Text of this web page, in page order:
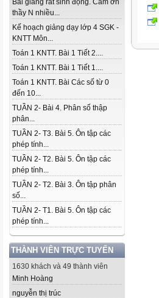
Bài giảng rất sinh động. Cảm ơn
thầy N nhiều...
Kế hoạch giảng dạy lớp 4 SGK -
KNTT Môn...
Toán 1 KNTT. Bài 1 Tiết 2....
Toán 1 KNTT. Bài 1 Tiết 1....
Toán 1 KNTT. Bài Các số từ 0
đến 10...
TUẦN 2- Bài 4. Phân số thập
phân...
TUẦN 2- T3. Bài 5. Ôn tập các
phép tính...
TUẦN 2- T2. Bài 5. Ôn tập các
phép tính...
TUẦN 2- T2. Bài 3. Ôn tập phân
số...
TUẦN 2- T1. Bài 5. Ôn tập các
phép tính...
THÀNH VIÊN TRỰC TUYẾN
1630 khách và 49 thành viên
Minh Hoàng
nguyễn thị trúc